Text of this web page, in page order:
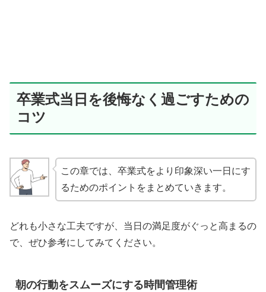
卒業式当日を後悔なく過ごすための
コツ
この章では、卒業式をより印象深い一日にす
るためのポイントをまとめていきます。
どれも小さな工夫ですが、当日の満足度がぐっと高まるの
で、ぜひ参考にしてみてください。
朝の行動をスムーズにする時間管理術